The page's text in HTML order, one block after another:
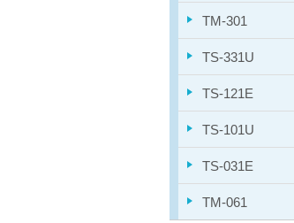
TM-301
TS-331U
TS-121E
TS-101U
TS-031E
TM-061